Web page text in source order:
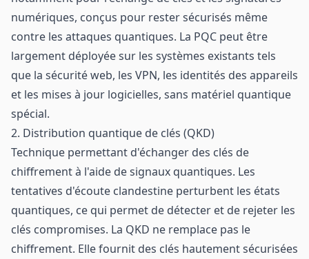
numériques, conçus pour rester sécurisés même
contre les attaques quantiques. La PQC peut être
largement déployée sur les systèmes existants tels
que la sécurité web, les VPN, les identités des appareils
et les mises à jour logicielles, sans matériel quantique
spécial.
2. Distribution quantique de clés (QKD)
Technique permettant d'échanger des clés de
chiffrement à l'aide de signaux quantiques. Les
tentatives d'écoute clandestine perturbent les états
quantiques, ce qui permet de détecter et de rejeter les
clés compromises. La QKD ne remplace pas le
chiffrement. Elle fournit des clés hautement sécurisées